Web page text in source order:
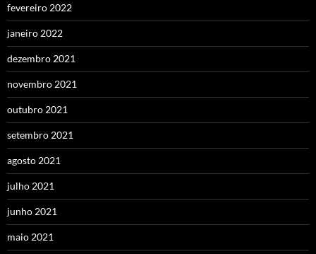
fevereiro 2022
janeiro 2022
dezembro 2021
novembro 2021
outubro 2021
setembro 2021
agosto 2021
julho 2021
junho 2021
maio 2021